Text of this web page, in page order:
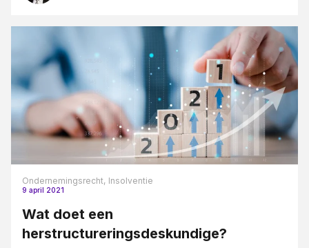
Ondernemingsrecht, Insolventie
9 april 2021
Wat doet een
herstructureringsdeskundige?